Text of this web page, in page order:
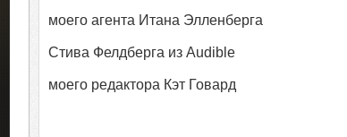
моего агента Итана Элленберга
Стива Фелдберга из Audible
моего редактора Кэт Говард